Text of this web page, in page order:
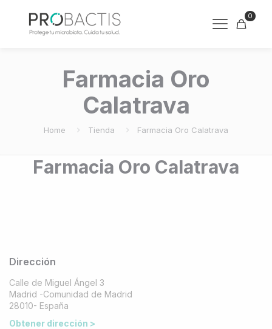
0
Farmacia Oro
Calatrava
Home Tienda Farmacia Oro Calatrava
Farmacia Oro Calatrava
Dirección
Calle de Miguel Ángel 3
Madrid -Comunidad de Madrid
28010- España
Obtener dirección >